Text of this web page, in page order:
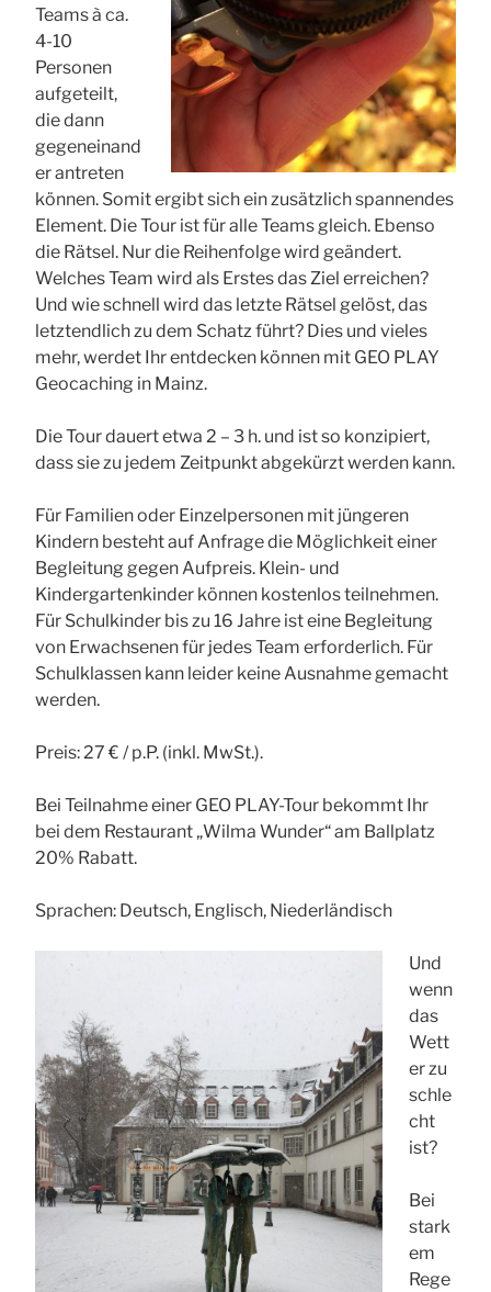
Teams à ca.
4-10
Personen
aufgeteilt,
die dann
gegeneinand
er antreten
können. Somit ergibt sich ein zusätzlich spannendes
Element. Die Tour ist für alle Teams gleich. Ebenso
die Rätsel. Nur die Reihenfolge wird geändert.
Welches Team wird als Erstes das Ziel erreichen?
Und wie schnell wird das letzte Rätsel gelöst, das
letztendlich zu dem Schatz führt? Dies und vieles
mehr, werdet Ihr entdecken können mit GEO PLAY
Geocaching in Mainz.
Die Tour dauert etwa 2 – 3 h. und ist so konzipiert,
dass sie zu jedem Zeitpunkt abgekürzt werden kann.
Für Familien oder Einzelpersonen mit jüngeren
Kindern besteht auf Anfrage die Möglichkeit einer
Begleitung gegen Aufpreis. Klein- und
Kindergartenkinder können kostenlos teilnehmen.
Für Schulkinder bis zu 16 Jahre ist eine Begleitung
von Erwachsenen für jedes Team erforderlich. Für
Schulklassen kann leider keine Ausnahme gemacht
werden.
Preis: 27 € / p.P. (inkl. MwSt.).
Bei Teilnahme einer GEO PLAY-Tour bekommt Ihr
bei dem Restaurant „Wilma Wunder“ am Ballplatz
20% Rabatt.
Sprachen: Deutsch, Englisch, Niederländisch
Und
wenn
das
Wett
er zu
schle
cht
ist?
Bei
stark
em
Rege